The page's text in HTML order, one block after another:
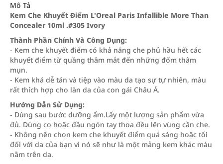
Mô Tả
Kem Che Khuyết Điểm L'Oreal Paris Infallible More Than
Concealer 10ml .#305 Ivory
Thành Phần Chính Và Công Dụng:
- Kem che khuyết điểm có khả năng che phủ hầu hết các
khuyết điểm từ quầng thâm mắt đến những đốm thâm
mụn.
- Kem khá dễ tán và tiệp vào màu da tạo sự tự nhiên, màu
rất thích hợp cho làn da của con gái Châu Á.
Hướng Dẫn Sử Dụng:
- Dùng sau bước dưỡng ẩm.Lấy một lượng sản phẩm vừa
đủ. Dùng cọ hoặc đầu ngón tay thoa đều lên vùng cần che.
- Không nên chọn kem che khuyết điểm quá sáng hoặc tối
đối với da của bạn vì nó sẽ như là một mảng kem khác màu
nằm trên da.